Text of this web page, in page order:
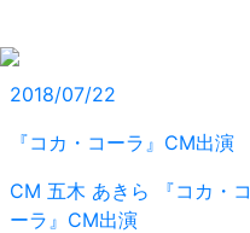
2018/07/22
『コカ・コーラ』CM出演
CM 五木 あきら
『コカ・コ
ーラ』CM出演